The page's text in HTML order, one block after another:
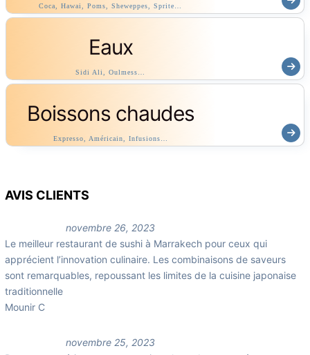
Coca, Hawai, Poms, Sheweppes, Sprite…
Eaux
Sidi Ali, Oulmess…
Boissons chaudes
Expresso, Américain, Infusions…
AVIS CLIENTS
novembre 26, 2023
Le meilleur restaurant de sushi à Marrakech pour ceux qui
apprécient l’innovation culinaire. Les combinaisons de saveurs
sont remarquables, repoussant les limites de la cuisine japonaise
traditionnelle
Mounir C
novembre 25, 2023